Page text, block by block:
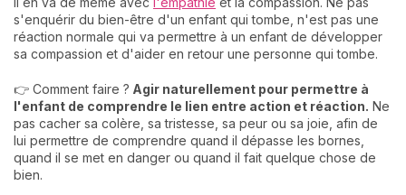
s'enquérir du bien-être d'un enfant qui tombe, n'est pas une
réaction normale qui va permettre à un enfant de développer
sa compassion et d'aider en retour une personne qui tombe.
👉 Comment faire ? Agir naturellement pour permettre à
l'enfant de comprendre le lien entre action et réaction. Ne
pas cacher sa colère, sa tristesse, sa peur ou sa joie, afin de
lui permettre de comprendre quand il dépasse les bornes,
quand il se met en danger ou quand il fait quelque chose de
bien.